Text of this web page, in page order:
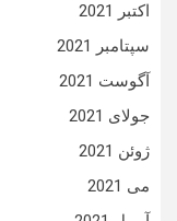
اکتبر 2021
سپتامبر 2021
آگوست 2021
جولای 2021
ژوئن 2021
می 2021